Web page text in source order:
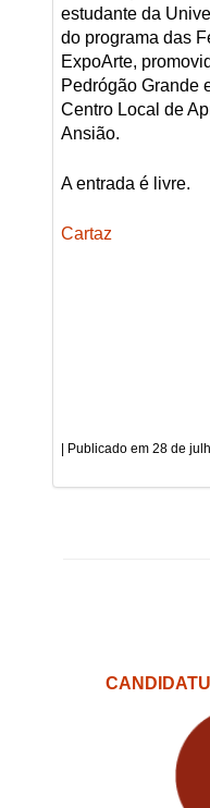
estudante da
do programa das
ExpoArte,
Pedrógão Grande
Centro Local de
Ansião.
A entrada é livre.
Cartaz
28 de